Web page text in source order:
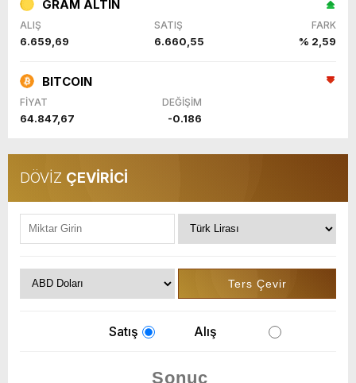
GRAM ALTIN
ALIŞ SATIŞ FARK
6.659,69 6.660,55 % 2,59
BITCOIN
FİYAT DEĞİŞİM
64.847,67 -0.186
DÖVİZ ÇEVİRİCİ
Satış Alış